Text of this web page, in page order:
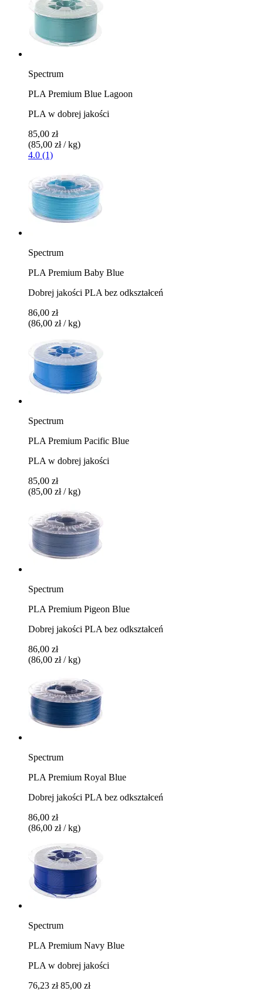
Spectrum
PLA Premium Blue Lagoon
PLA w dobrej jakości
85,00 zł
(85,00 zł / kg)
4.0 (1)
Spectrum
PLA Premium Baby Blue
Dobrej jakości PLA bez odkształceń
86,00 zł
(86,00 zł / kg)
Spectrum
PLA Premium Pacific Blue
PLA w dobrej jakości
85,00 zł
(85,00 zł / kg)
Spectrum
PLA Premium Pigeon Blue
Dobrej jakości PLA bez odkształceń
86,00 zł
(86,00 zł / kg)
Spectrum
PLA Premium Royal Blue
Dobrej jakości PLA bez odkształceń
86,00 zł
(86,00 zł / kg)
Spectrum
PLA Premium Navy Blue
PLA w dobrej jakości
76,23 zł 85,00 zł